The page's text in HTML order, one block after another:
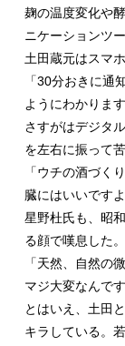
麹の温度変化や
ニケーションツ
土田蔵元はスマ
「30分おきに通
ようにわかります
さすがはデジタ
を左右に振って
「ウチの酒づく
臓にはいいですよ
星野杜氏も、昭
る顔で嘆息した。
「天然、自然の
マジ大変なんです
とはいえ、土田
キラしている。